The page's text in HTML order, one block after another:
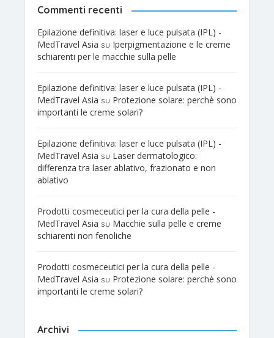
Commenti recenti
Epilazione definitiva: laser e luce pulsata (IPL) -
MedTravel Asia su Iperpigmentazione e le creme
schiarenti per le macchie sulla pelle
Epilazione definitiva: laser e luce pulsata (IPL) -
MedTravel Asia su Protezione solare: perchè sono
importanti le creme solari?
Epilazione definitiva: laser e luce pulsata (IPL) -
MedTravel Asia su Laser dermatologico:
differenza tra laser ablativo, frazionato e non
ablativo
Prodotti cosmeceutici per la cura della pelle -
MedTravel Asia su Macchie sulla pelle e creme
schiarenti non fenoliche
Prodotti cosmeceutici per la cura della pelle -
MedTravel Asia su Protezione solare: perchè sono
importanti le creme solari?
Archivi